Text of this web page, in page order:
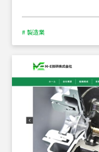
# 製造業